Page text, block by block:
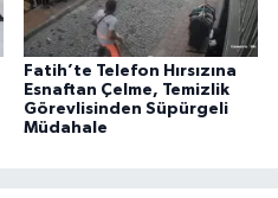
Fatih’te Telefon Hırsızına
Esnaftan Çelme, Temizlik
Görevlisinden Süpürgeli
Müdahale